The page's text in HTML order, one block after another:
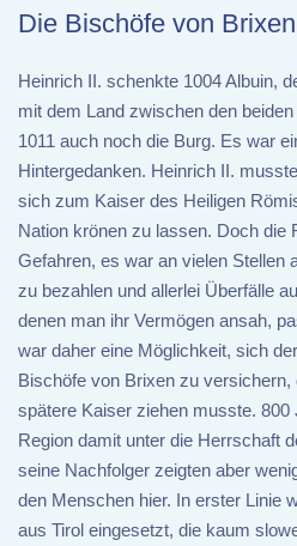
Die Bischöfe von Brixen
Heinrich II. schenkte 1004 Albuin,
mit dem Land zwischen den
1011 auch noch die Burg. Es war
Hintergedanken. Heinrich II.
sich zum Kaiser des Heiligen
Nation krönen zu lassen. Doch die
Gefahren, es war an vielen Stellen
zu bezahlen und allerlei Überfälle
denen man ihr Vermögen ansah,
war daher eine Möglichkeit, sich
Bischöfe von Brixen zu versichern,
spätere Kaiser ziehen musste. 800
Region damit unter die Herrschaft
seine Nachfolger zeigten aber
den Menschen hier. In erster Linie
aus Tirol eingesetzt, die kaum